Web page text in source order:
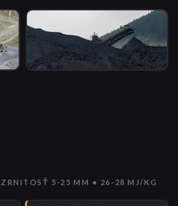
5-25 MM • 26-28 MJ/KG